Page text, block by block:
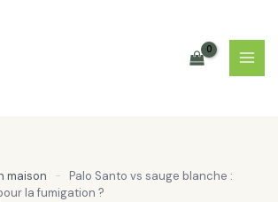
maison -
Palo Santo vs sauge blanche :
la fumigation ?